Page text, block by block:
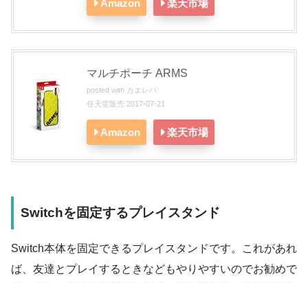
Amazon 楽天市場
マルチポーチ ARMS
posted with カエレバ
任天堂販売 2017-07-21
Amazon 楽天市場
Switchを固定するプレイスタンド
Switch本体を固定できるプレイスタンドです。これがあれ
ば、友達とプレイするときなどもやりやすいのでお勧めで